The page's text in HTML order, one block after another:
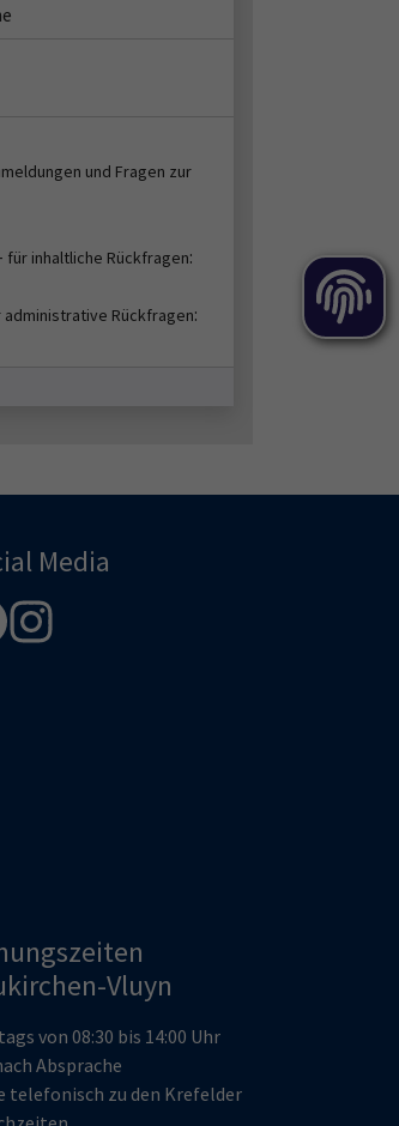
und Fragen zur
für inhaltliche Rückfragen:
administrative Rückfragen:
Media
Vluyn
von 08:30 bis 14:00 Uhr
Absprache
telefonisch zu den Krefelder